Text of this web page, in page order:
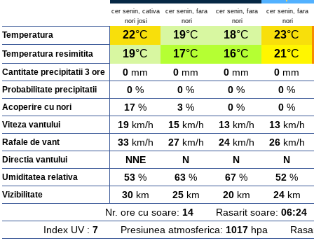
cer senin, cativa
nori josi
cer senin, fara
nori
cer senin, fara
nori
cer senin, fara
nori
Temperatura 22°C 19°C 18°C 23°C
Temperatura resimitita 19°C 17°C 16°C 21°C
Cantitate precipitatii 3 ore 0 mm 0 mm 0 mm 0 mm
Probabilitate precipitatii 0 % 0 % 0 % 0 %
Acoperire cu nori 17 % 3 % 0 % 0 %
Viteza vantului 19km/h 15km/h 13km/h 13km/h
Rafale de vant 33km/h 27km/h 24km/h 26km/h
Directia vantului NNE N N N
Umiditatea relativa 53 % 63 % 67 % 52 %
Vizibilitate 30km 25km 20km 24km
Nr. ore cu soare: 14Rasarit soare: 06:24
Index UV : 7Presiunea atmosferica: 1017hpa